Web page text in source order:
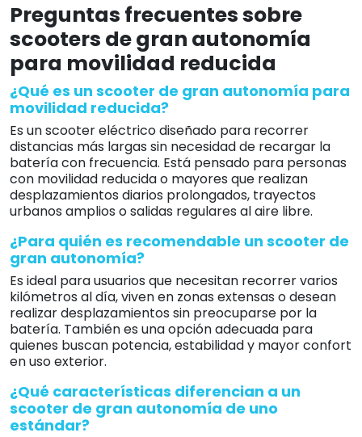
Preguntas frecuentes sobre
scooters de gran autonomía
para movilidad reducida
¿Qué es un scooter de gran autonomía para
movilidad reducida?
Es un scooter eléctrico diseñado para recorrer
distancias más largas sin necesidad de recargar la
batería con frecuencia. Está pensado para personas
con movilidad reducida o mayores que realizan
desplazamientos diarios prolongados, trayectos
urbanos amplios o salidas regulares al aire libre.
¿Para quién es recomendable un scooter de
gran autonomía?
Es ideal para usuarios que necesitan recorrer varios
kilómetros al día, viven en zonas extensas o desean
realizar desplazamientos sin preocuparse por la
batería. También es una opción adecuada para
quienes buscan potencia, estabilidad y mayor confort
en uso exterior.
¿Qué características diferencian a un
scooter de gran autonomía de uno
estándar?